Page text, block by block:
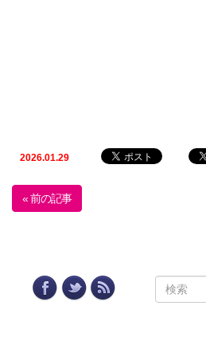
2026.01.29
« 前の記事